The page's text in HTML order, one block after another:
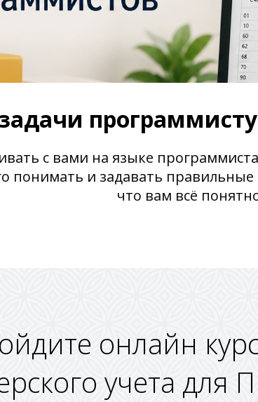
программисту
с вами на языке
понимать и задавать
что вам всё
онлайн
учета для